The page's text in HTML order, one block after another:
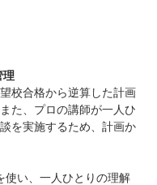
理
校合格から逆算した計画
た、プロの講師が一人ひ
を実施するため、計画か
使い、一人ひとりの理解